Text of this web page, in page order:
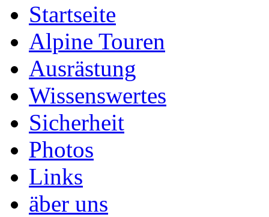
Startseite
Alpine Touren
Ausrästung
Wissenswertes
Sicherheit
Photos
Links
äber uns